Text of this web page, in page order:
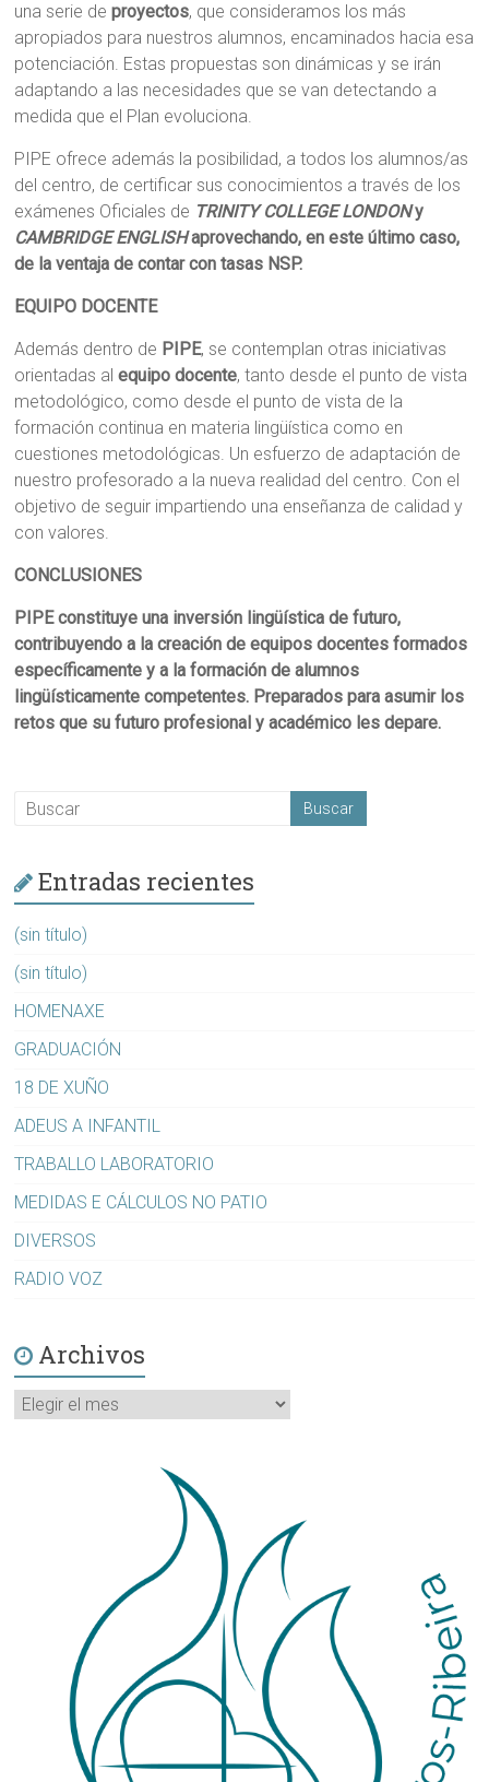
una serie deproyectos, que consideramos los más
apropiados para nuestros alumnos, encaminados hacia esa
potenciación. Estas propuestas son dinámicas y se irán
adaptando a las necesidades que se van detectando a
medida que el Plan evoluciona.
PIPE ofrece además la posibilidad, a todos los alumnos/as
del centro, de certificar sus conocimientos a través de los
exámenes Oficiales de TRINITY COLLEGE LONDONy
CAMBRIDGE ENGLISHaprovechando, en este último caso,
de la ventaja de contar con tasas NSP.
EQUIPO DOCENTE
Además dentro de PIPE, se contemplan otras iniciativas
orientadas al equipo docente, tanto desde el punto de vista
metodológico, como desde el punto de vista de la
formación continua en materia lingüística como en
cuestiones metodológicas. Un esfuerzo de adaptación de
nuestro profesorado a la nueva realidad del centro. Con el
objetivo de seguir impartiendo una enseñanza de calidad y
con valores.
CONCLUSIONES
PIPE constituye una inversión lingüística de futuro,
contribuyendo a la creación de equipos docentes formados
específicamente y a la formación de alumnos
lingüísticamente competentes. Preparados para asumir los
retos que su futuro profesional y académico les depare.
Entradas recientes
(sin título)
(sin título)
HOMENAXE
GRADUACIÓN
18 DE XUÑO
ADEUS A INFANTIL
TRABALLO LABORATORIO
MEDIDAS E CÁLCULOS NO PATIO
DIVERSOS
RADIO VOZ
Archivos
Archivos